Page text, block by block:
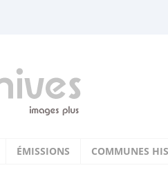
ÉMISSIONS COMMUNES